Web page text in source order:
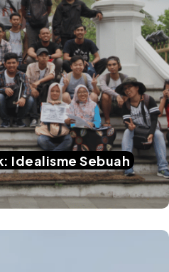
Idealisme Sebuah